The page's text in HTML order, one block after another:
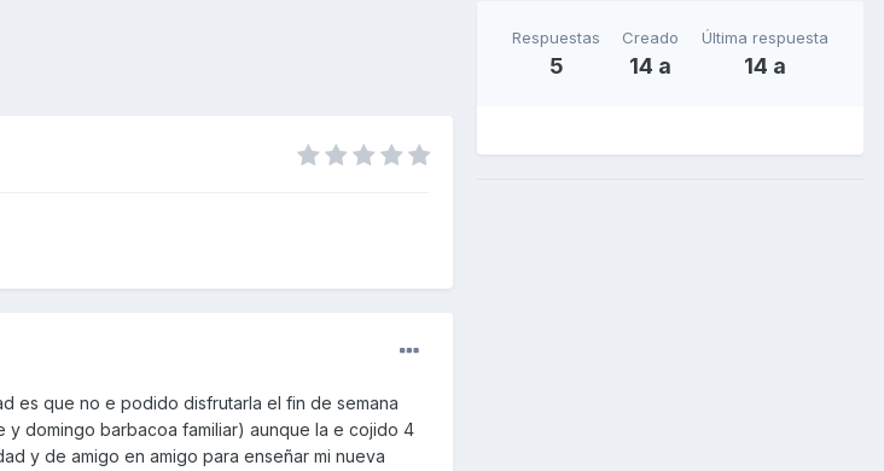
es que no e podido disfrutarla el fin de semana
domingo barbacoa familiar) aunque la e cojido 4
y de amigo en amigo para enseñar mi nueva
Respuestas
5
Creado
14 a
Última respuesta
14 a